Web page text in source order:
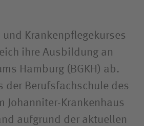
Krankenpflegekurses
ihre Ausbildung an
Hamburg (BGKH) ab.
der Berufsfachschule des
Johanniter-Krankenhaus
aufgrund der aktuellen